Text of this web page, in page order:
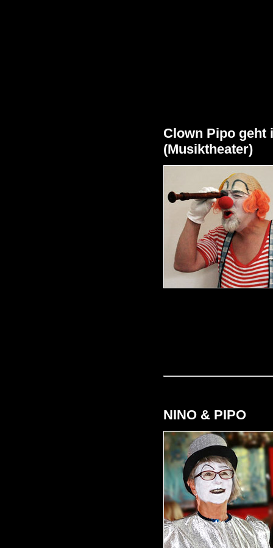
Clown Pipo geht
(Musiktheater)
NINO & PIPO